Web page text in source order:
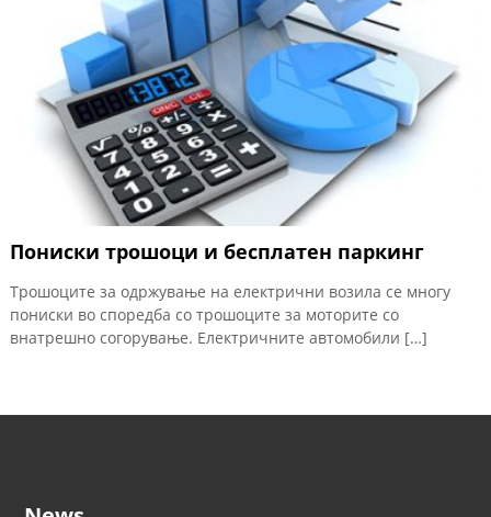
Пониски трошоци и бесплатен паркинг
Трошоците за одржување на електрични возила се многу
пониски во споредба со трошоците за моторите со
внатрешно согорување. Електричните автомобили […]